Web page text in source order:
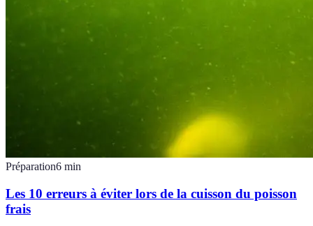
Préparation6 min
Les 10 erreurs à éviter lors de la cuisson du poisson
frais